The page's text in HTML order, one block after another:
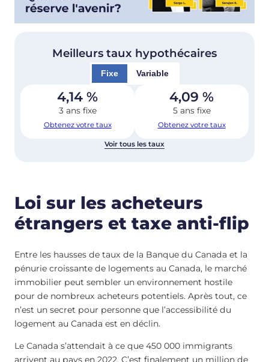
Meilleurs taux hypothécaires
Fixe Variable
4,14 %
3 ans fixe
Obtenez votre taux
4,09 %
5 ans fixe
Obtenez votre taux
Voir tous les taux
Loi sur les acheteurs
étrangers et taxe anti-flip
Entre les hausses de taux de la Banque du Canada et la
pénurie croissante de logements au Canada, le marché
immobilier peut sembler un environnement hostile
pour de nombreux acheteurs potentiels. Après tout, ce
n’est un secret pour personne que l’accessibilité du
logement au Canada est en déclin.
Le Canada s’attendait à ce que 450 000 immigrants
arrivent au pays en 2022. C’est finalement un million de